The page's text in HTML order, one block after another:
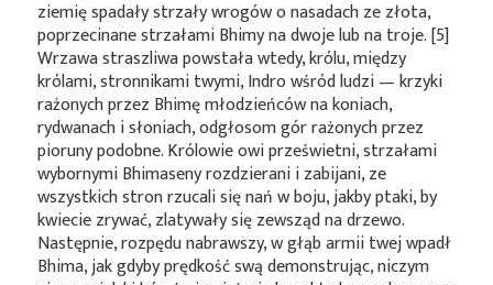
ziemię spadały strzały wrogów o nasadach ze złota,
poprzecinane strzałami Bhimy na dwoje lub na troje. [5]
Wrzawa straszliwa powstała wtedy, królu, między
królami, stronnikami twymi, Indro wśród ludzi — krzyki
rażonych przez Bhimę młodzieńców na koniach,
rydwanach i słoniach, odgłosom gór rażonych przez
pioruny podobne. Królowie owi prześwietni, strzałami
wybornymi Bhimaseny rozdzierani i zabijani, ze
wszystkich stron rzucali się nań w boju, jakby ptaki, by
kwiecie zrywać, zlatywały się zewsząd na drzewo.
Następnie, rozpędu nabrawszy, w głąb armii twej wpadł
Bhima, jak gdyby prędkość swą demonstrując, niczym